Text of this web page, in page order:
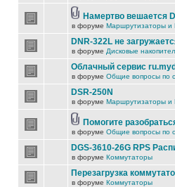
Намертво вешается
в форуме Маршрутизаторы и
DNR-322L не
в форуме Дисковые
Облачный сервис
в форуме Общие вопросы по
DSR-250N
в форуме Маршрутизаторы и
Помогите
в форуме Общие вопросы по
DGS-3610-26G RPS
в форуме Коммутаторы
Перезагрузка
в форуме Коммутаторы